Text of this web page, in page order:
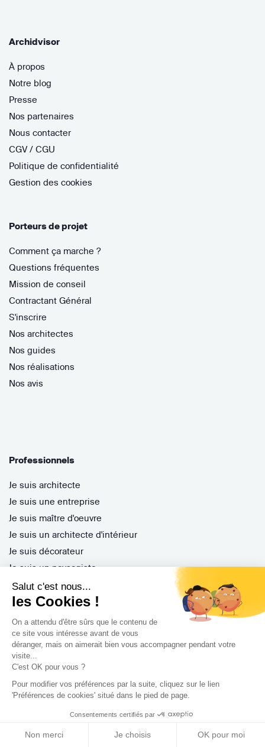
Salut c'est nous...
les Cookies !
On a attendu d'être sûrs que le contenu de
ce site vous intéresse avant de vous
déranger, mais on aimerait bien vous accompagner pendant votre
visite...
C'est OK pour vous ?
Pour modifier vos préférences par la suite, cliquez sur le lien
'Préférences de cookies' situé dans le pied de page.
Consentements certifiés par
Non merci Je choisis OK pour moi
Archidvisor
À propos
Notre blog
Presse
Nos partenaires
Nous contacter
CGV / CGU
Politique de confidentialité
Gestion des cookies
Porteurs de projet
Comment ça marche ?
Questions fréquentes
Mission de conseil
Contractant Général
S'inscrire
Nos architectes
Nos guides
Nos réalisations
Nos avis
Professionnels
Je suis architecte
Je suis une entreprise
Je suis maître d'oeuvre
Je suis un architecte d'intérieur
Je suis décorateur
Je suis un paysagiste
Je suis contractant général
Inscription pro
Parrainer ses entreprises
Gérer ses appels d'offres
Encaisser ses factures
Questions Fréquentes
Archidvisor Plus